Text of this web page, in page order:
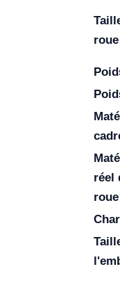
réel
roue